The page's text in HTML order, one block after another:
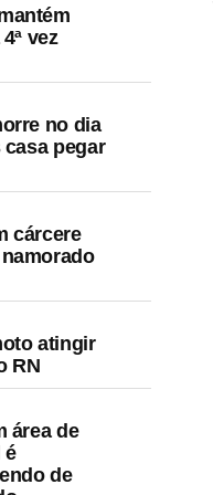
vez
no dia
pegar
cárcere
atingir
RN
área de
é
de